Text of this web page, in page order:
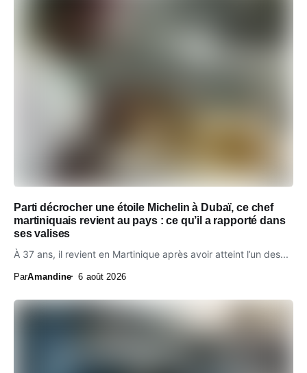
Parti décrocher une étoile Michelin à Dubaï, ce chef
martiniquais revient au pays : ce qu’il a rapporté dans
ses valises
À 37 ans, il revient en Martinique après avoir atteint l’un des...
ParAmandine 6 août 2026